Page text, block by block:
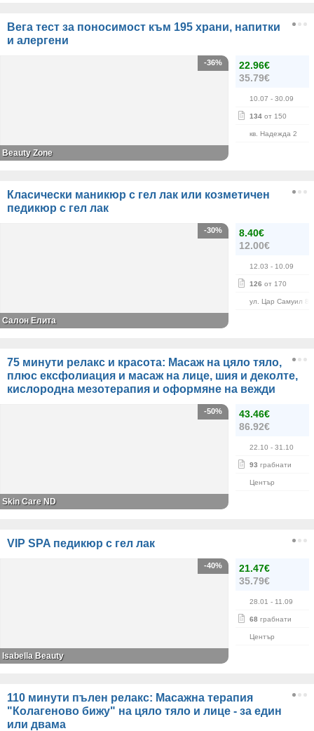
Вега тест за поносимост към 195 храни, напитки
и алергени
22.96€
35.79€
10.07 - 30.09
134 от 150
кв. Надежда 2
-36%
Beauty Zone
Класически маникюр с гел лак или козметичен
педикюр с гел лак
8.40€
12.00€
12.03 - 10.09
126 от 170
ул. Цар Самуил 84
-30%
Салон Елита
75 минути релакс и красота: Масаж на цяло тяло,
плюс ексфолиация и масаж на лице, шия и деколте,
кислородна мезотерапия и оформяне на вежди
43.46€
86.92€
22.10 - 31.10
93 грабнати
Център
-50%
Skin Care ND
VIP SPA педикюр с гел лак
21.47€
35.79€
28.01 - 11.09
68 грабнати
Център
-40%
Isabella Beauty
110 минути пълен релакс: Масажна терапия
"Колагеново бижу" на цяло тяло и лице - за един
или двама